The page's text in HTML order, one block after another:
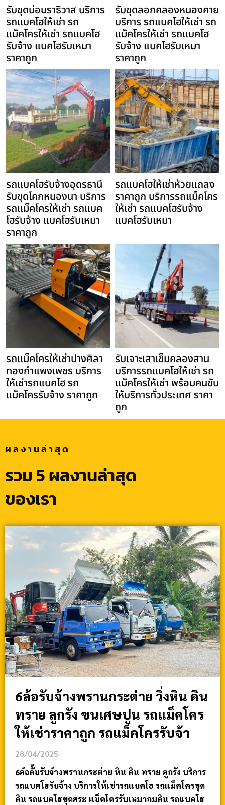
รับขุดบ่อนราธิวาส บริการ
รถแบคโฮให้เช่า รถ
แม็คโครให้เช่า รถแบคโฮ
รับจ้าง แบคโฮรับเหมา
ราคาถูก
รับขุดลอกคลองหนองคาย
บริการ รถแบคโฮให้เช่า รถ
แม็คโครให้เช่า รถแบคโฮ
รับจ้าง แบคโฮรับเหมา
ราคาถูก
รถแบคโฮรับจ้างอุดรธานี
รับขุดโคกหนองนา บริการ
รถแม็คโครให้เช่า รถแบค
โฮรับจ้าง แบคโฮรับเหมา
ราคาถูก
รถแบคโฮให้เช่าห้วยแถลง
ราคาถูก บริการรถแม็คโคร
ให้เช่า รถแบคโฮรับจ้าง
แบคโฮรับเหมา
รถแม็คโครให้เช่าปางศิลา
ทองกำแพงเพชร บริการ
ให้เช่ารถแบคโฮ รถ
แม็คโครรับจ้าง ราคาถูก
รับเจาะเสาเข็มคลองสาน
บริการรถแบคโฮให้เช่า รถ
แม็คโครให้เช่า พร้อมคนขับ
ให้บริการทั่วประเทศ ราคา
ถูก
ผลงานล่าสุด
รวม 5 ผลงานล่าสุด
ของเรา
6ล้อรับจ้างพรานกระต่าย วิ่งหิน ดิน
ทราย ลูกรัง ขนเศษปูน รถแม็คโคร
ให้เช่าราคาถูก รถแม็คโครรับจ้า
28/04/2025
6ล้อดั้มรับจ้างพรานกระต่าย หิน ดิน ทราย ลูกรัง บริการ
รถแบคโฮรับจ้าง บริการให้เช่ารถแบคโฮ รถแม็คโครขุด
ดิน รถแบคโฮขุดสระ แม็คโครรับเหมาถมดิน รถแบคโฮ